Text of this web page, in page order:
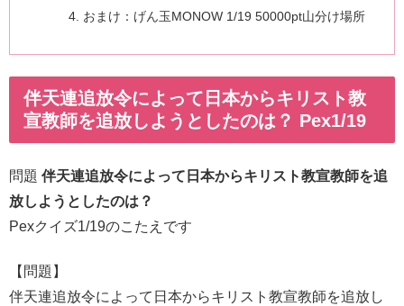
おまけ：げん玉MONOW 1/19 50000pt山分け場所
伴天連追放令によって日本からキリスト教
宣教師を追放しようとしたのは？ Pex1/19
問題 伴天連追放令によって日本からキリスト教宣教師を追
放しようとしたのは？
Pexクイズ1/19のこたえです
【問題】
伴天連追放令によって日本からキリスト教宣教師を追放し